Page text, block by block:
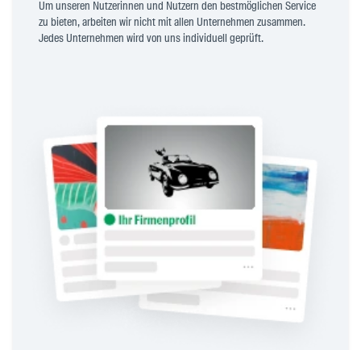
Um unseren Nutzerinnen und Nutzern den bestmöglichen Service
zu bieten, arbeiten wir nicht mit allen Unternehmen zusammen.
Jedes Unternehmen wird von uns individuell geprüft.